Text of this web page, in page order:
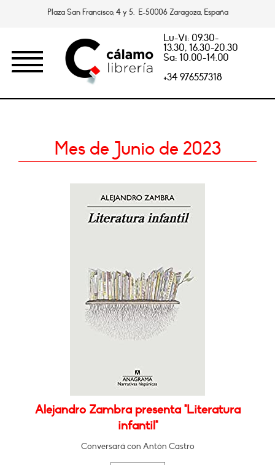
Plaza San Francisco, 4 y 5. E-50006 Zaragoza, España
Lu-Vi: 09.30-
13.30, 16.30-20.30
Sa: 10.00-14.00
+34 976557318
Mes de Junio de 2023
Alejandro Zambra presenta "Literatura
infantil"
Conversará con Antón Castro